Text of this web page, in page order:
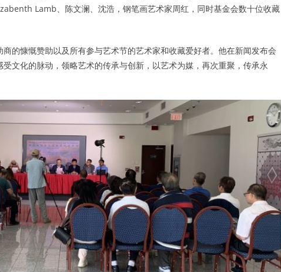
Lamb、陈文澜、沈浩，钢笔画艺术家周红，同时基金会数十位收藏
的慷慨赞助以及所有参与艺术节的艺术家和收藏爱好者。他在新闻发布会
文化的脉动，领略艺术的传承与创新，以艺术为媒，再次重聚，传承永